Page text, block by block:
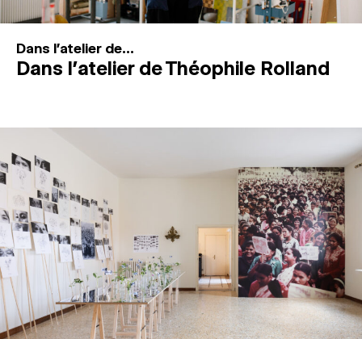
Dans l'atelier de...
Dans l’atelier de Théophile Rolland